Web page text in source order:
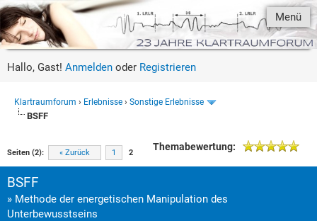
Menü
Hallo, Gast! Anmelden oder Registrieren
Klartraumforum › Erlebnisse › Sonstige Erlebnisse
BSFF
Seiten (2): « Zurück 1 2
Themabewertung:
BSFF
» Methode der energetischen Manipulation des
Unterbewusstseins